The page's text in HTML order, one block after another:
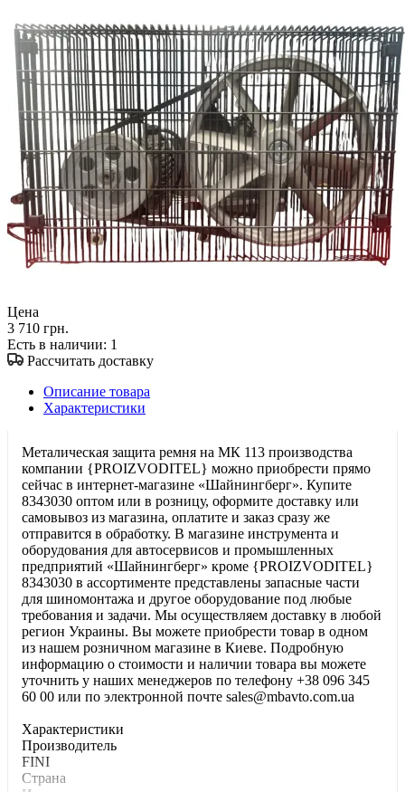
Цена
3 710 грн.
Есть в наличии: 1
Рассчитать доставку
Описание товара
Характеристики
Металическая защита ремня на МК 113 производства
компании {PROIZVODITEL} можно приобрести прямо
сейчас в интернет-магазине «Шайнингберг». Купите
8343030 оптом или в розницу, оформите доставку или
самовывоз из магазина, оплатите и заказ сразу же
отправится в обработку. В магазине инструмента и
оборудования для автосервисов и промышленных
предприятий «Шайнингберг» кроме {PROIZVODITEL}
8343030 в ассортименте представлены запасные части
для шиномонтажа и другое оборудование под любые
требования и задачи. Мы осуществляем доставку в любой
регион Украины. Вы можете приобрести товар в одном
из нашем розничном магазине в Киеве. Подробную
информацию о стоимости и наличии товара вы можете
уточнить у наших менеджеров по телефону +38 096 345
60 00 или по электронной почте sales@mbavto.com.ua
Характеристики
Производитель
FINI
Страна